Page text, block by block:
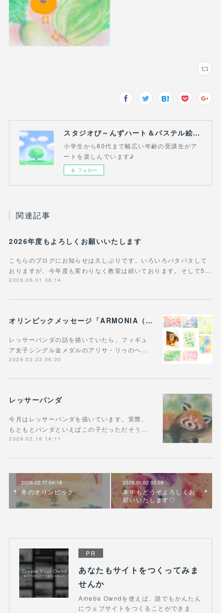
スタジオび～んずハート＆パステル絵画教室(吉祥寺・三鷹・熊谷）
小学生から80代まで幅広い年齢の受講生がア
ートを楽しんでいます♪
フォロー
関連記事
2026年度もよろしくお願いいたします
こちらのブログにお知らせは久しぶりです。いろいろバタバタして
おりますが、今年度も変わりなく教室は続いております。そして5…
2026.06.01 08:14
オリンピックメッセージ「ARMONIA（調和）」 明確な「調和」の象徴、三原色の直接的な具現化＆レッサーパンダ
レッサーパンダの話を描いていたら、フィギュ
ア女子シングル金メダルのアリサ・リゥのヘ…
2026.02.23 06:00
レッサーパンダ
今月はレッサーパンダを描いています。実際、
もともとパンダといえばこの子だっただそう…
2026.02.18 14:11
2026.02.17 04:18
冬のオリンピック
2026.01.02 03:08
本年もどうぞよろしくお
願いいたします♡
PR
あなたもサイトをつくってみま
せんか
Ameba Owndを使えば、誰でもかんたん
にウェブサイトをつくることができま